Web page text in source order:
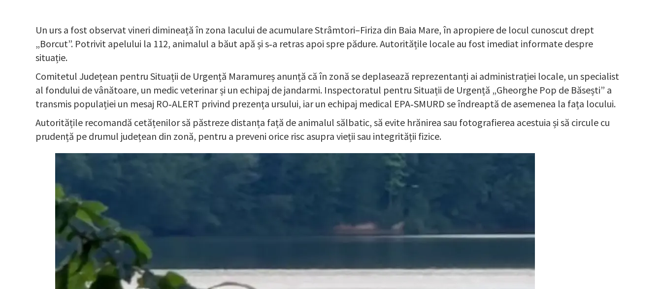
Un urs a fost observat vineri dimineață în zona lacului de acumulare Strâmtori–Firiza din Baia Mare, în apropiere de locul cunoscut drept
„Borcut”. Potrivit apelului la 112, animalul a băut apă și s‑a retras apoi spre pădure. Autoritățile locale au fost imediat informate despre
situație.
Comitetul Județean pentru Situații de Urgență Maramureș anunță că în zonă se deplasează reprezentanți ai administrației locale, un specialist
al fondului de vânătoare, un medic veterinar și un echipaj de jandarmi. Inspectoratul pentru Situații de Urgență „Gheorghe Pop de Băsești” a
transmis populației un mesaj RO‑ALERT privind prezența ursului, iar un echipaj medical EPA‑SMURD se îndreaptă de asemenea la fața locului.
Autoritățile recomandă cetățenilor să păstreze distanța față de animalul sălbatic, să evite hrănirea sau fotografierea acestuia și să circule cu
prudență pe drumul județean din zonă, pentru a preveni orice risc asupra vieții sau integrității fizice.